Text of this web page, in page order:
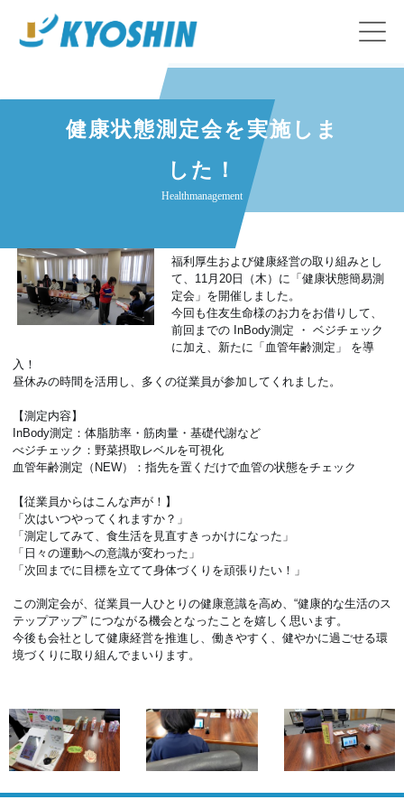
健康状態測定会を実施しま
した！
Healthmanagement
福利厚生および健康経営の取り組みとし
て、11月20日（木）に「健康状態簡易測
定会」を開催しました。
今回も住友生命様のお力をお借りして、
前回までの InBody測定 ・ ベジチェック
に加え、新たに「血管年齢測定」 を導
入！
昼休みの時間を活用し、多くの従業員が参加してくれました。
【測定内容】
InBody測定：体脂肪率・筋肉量・基礎代謝など
べジチェック：野菜摂取レベルを可視化
血管年齢測定（NEW）：指先を置くだけで血管の状態をチェック
【従業員からはこんな声が！】
「次はいつやってくれますか？」
「測定してみて、食生活を見直すきっかけになった」
「日々の運動への意識が変わった」
「次回までに目標を立てて身体づくりを頑張りたい！」
この測定会が、従業員一人ひとりの健康意識を高め、“健康的な生活のス
テップアップ” につながる機会となったことを嬉しく思います。
今後も会社として健康経営を推進し、働きやすく、健やかに過ごせる環
境づくりに取り組んでまいります。